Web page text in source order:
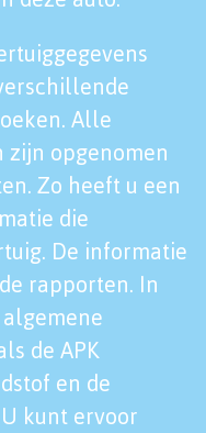
Alle
zijn opgenomen
Zo heeft u een
die
De informatie
rapporten. In
de APK
en de
kunt ervoor